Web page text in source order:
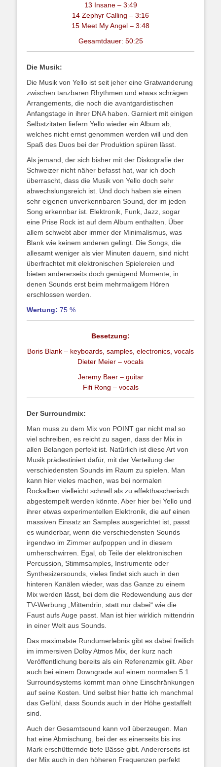
13 Insane – 3:49
14 Zephyr Calling – 3:16
15 Meet My Angel – 3:48
Gesamtdauer: 50:25
Die Musik:
Die Musik von Yello ist seit jeher eine Gratwanderung
zwischen tanzbaren Rhythmen und etwas schrägen
Arrangements, die noch die avantgardistischen
Anfangstage in ihrer DNA haben. Garniert mit einigen
Selbstzitaten liefern Yello wieder ein Album ab,
welches nicht ernst genommen werden will und den
Spaß des Duos bei der Produktion spüren lässt.
Als jemand, der sich bisher mit der Diskografie der
Schweizer nicht näher befasst hat, war ich doch
überrascht, dass die Musik von Yello doch sehr
abwechslungsreich ist. Und doch haben sie einen
sehr eigenen unverkennbaren Sound, der im jeden
Song erkennbar ist. Elektronik, Funk, Jazz, sogar
eine Prise Rock ist auf dem Album enthalten. Über
allem schwebt aber immer der Minimalismus, was
Blank wie keinem anderen gelingt. Die Songs, die
allesamt weniger als vier Minuten dauern, sind nicht
überfrachtet mit elektronischen Spielereien und
bieten andererseits doch genügend Momente, in
denen Sounds erst beim mehrmaligem Hören
erschlossen werden.
Wertung: 75 %
Besetzung:
Boris Blank – keyboards, samples, electronics, vocals
Dieter Meier – vocals
Jeremy Baer – guitar
Fifi Rong – vocals
Der Surroundmix:
Man muss zu dem Mix von POINT gar nicht mal so
viel schreiben, es reicht zu sagen, dass der Mix in
allen Belangen perfekt ist. Natürlich ist diese Art von
Musik prädestiniert dafür, mit der Verteilung der
verschiedensten Sounds im Raum zu spielen. Man
kann hier vieles machen, was bei normalen
Rockalben vielleicht schnell als zu effekthascherisch
abgestempelt werden könnte. Aber hier bei Yello und
ihrer etwas experimentellen Elektronik, die auf einen
massiven Einsatz an Samples ausgerichtet ist, passt
es wunderbar, wenn die verschiedensten Sounds
irgendwo im Zimmer aufpoppen und in diesem
umherschwirren. Egal, ob Teile der elektronischen
Percussion, Stimmsamples, Instrumente oder
Synthesizersounds, vieles findet sich auch in den
hinteren Kanälen wieder, was das Ganze zu einem
Mix werden lässt, bei dem die Redewendung aus der
TV-Werbung „Mittendrin, statt nur dabei“ wie die
Faust aufs Auge passt. Man ist hier wirklich mittendrin
in einer Welt aus Sounds.
Das maximalste Rundumerlebnis gibt es dabei freilich
im immersiven Dolby Atmos Mix, der kurz nach
Veröffentlichung bereits als ein Referenzmix gilt. Aber
auch bei einem Downgrade auf einem normalen 5.1
Surroundsystems kommt man ohne Einschränkungen
auf seine Kosten. Und selbst hier hatte ich manchmal
das Gefühl, dass Sounds auch in der Höhe gestaffelt
sind.
Auch der Gesamtsound kann voll überzeugen. Man
hat eine Abmischung, bei der es einerseits bis ins
Mark erschütternde tiefe Bässe gibt. Andererseits ist
der Mix auch in den höheren Frequenzen perfekt